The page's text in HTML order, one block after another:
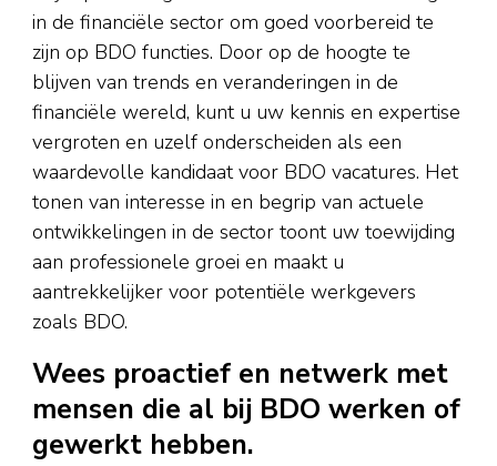
in de financiële sector om goed voorbereid te
zijn op BDO functies. Door op de hoogte te
blijven van trends en veranderingen in de
financiële wereld, kunt u uw kennis en expertise
vergroten en uzelf onderscheiden als een
waardevolle kandidaat voor BDO vacatures. Het
tonen van interesse in en begrip van actuele
ontwikkelingen in de sector toont uw toewijding
aan professionele groei en maakt u
aantrekkelijker voor potentiële werkgevers
zoals BDO.
Wees proactief en netwerk met
mensen die al bij BDO werken of
gewerkt hebben.